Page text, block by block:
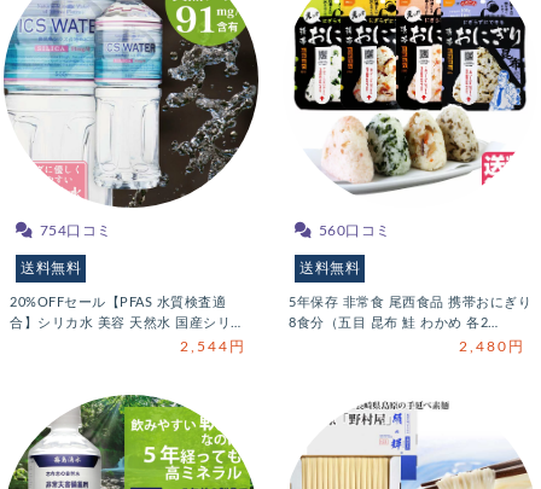
754口コミ
送料無料
20%OFFセール【PFAS 水質検査適
合】シリカ水 美容 天然水 国産シリ…
2,544円
560口コミ
送料無料
5年保存 非常食 尾西食品 携帯おにぎり
8食分（五目 昆布 鮭 わかめ 各2…
2,480円